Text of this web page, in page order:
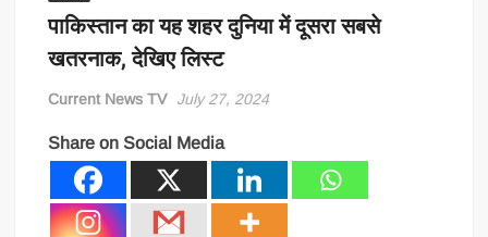
पाकिस्तान का यह शहर दुनिया में दूसरा सबसे
खतरनाक, देखिए लिस्ट
Current News TV July 27, 2024
Share on Social Media